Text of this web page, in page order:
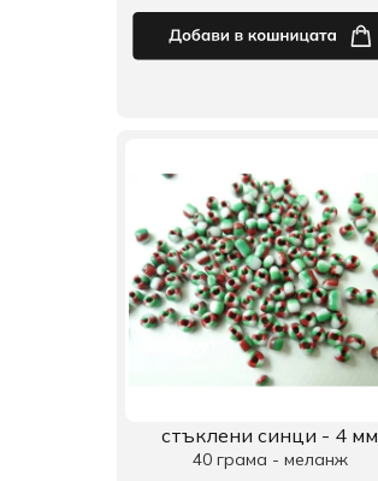
стъклени синци - 4 мм
40 грама - меланж